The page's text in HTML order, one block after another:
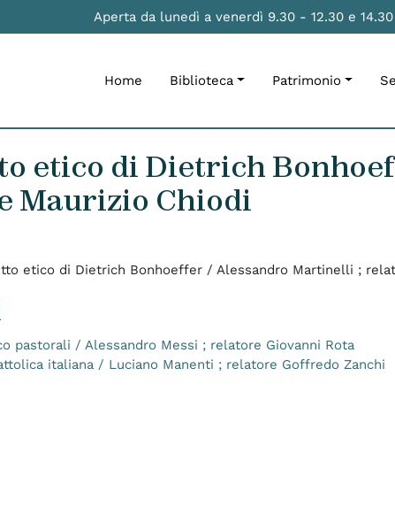
Aperta da lunedì a venerdì 9.30 - 12.30 e
Home Biblioteca Patrimonio
etico di Dietrich
Maurizio Chiodi
etico di Dietrich Bonhoeffer / Alessandro Martinelli ;
pastorali / Alessandro Messi ; relatore Giovanni Rota
italiana / Luciano Manenti ; relatore Goffredo Zanchi